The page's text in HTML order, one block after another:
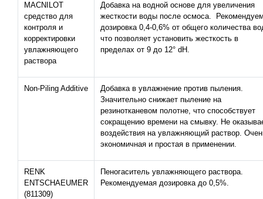
MACNILOT
средство для
контроля и
корректировки
увлажняющего
раствора
Добавка на водной основе для увеличения
жесткости воды после осмоса.
дозировка 0,4-0,6% от общего количества
что позволяет установить жесткость в
пределах от 9 до 12° dH.
Non-Piling Additive
Добавка в увлажнение против пыления.
Значительно снижает пыление на
резинотканевом полотне, что способствует
сокращению времени на смывку. Не
воздействия на увлажняющий раствор.
экономичная и простая в применении.
RENK
ENTSCHAEUMER
(811309)
Пеногаситель увлажняющего раствора.
Рекомендуемая дозировка до 0,5%.